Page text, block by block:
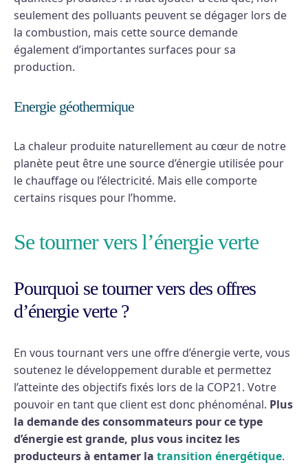
seulement des polluants peuvent se dégager lors de
la combustion, mais cette source demande
également d’importantes surfaces pour sa
production.
Energie géothermique
La chaleur produite naturellement au cœur de notre
planète peut être une source d’énergie utilisée pour
le chauffage ou l’électricité. Mais elle comporte
certains risques pour l’homme.
Se tourner vers l’énergie verte
Pourquoi se tourner vers des offres
d’énergie verte ?
En vous tournant vers une offre d’énergie verte, vous
soutenez le développement durable et permettez
l’atteinte des objectifs fixés lors de la COP21. Votre
pouvoir en tant que client est donc phénoménal. Plus
la demande des consommateurs pour ce type
d’énergie est grande, plus vous incitez les
producteurs à entamer la transition énergétique.